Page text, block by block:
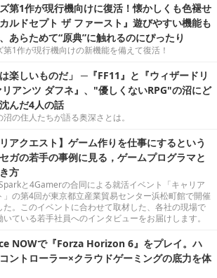
第1作が現行機向けに復活！懐かしくも色褪せ
ルドセプト ザ ファースト』遊びやすい機能も
あらためて“原典”に触れるのにぴったり
第1作が現行機向けの新機能を備えて復活！
は楽しいものだ」 ─『FF11』と『ウィザードリ
リアンツ ダフネ』、"優しくないRPG"の沼にど
んだ4人の話
の住人たちが語る奥深さとは。
リアクエスト】ゲーム作りを仕事にするという
ガの若手の事例に見る，ゲームプログラマと
方
と4Gamerの合同による就活イベント「キャリア
」の第4回が東京都立産業貿易センター浜松町館で開催
た。このイベントに合わせて取材した、各社の現場で
いている若手社員へのインタビューをお届けします。
NOWで『Forza Horizon 6』をプレイ。ハ
ントローラー×クラウドゲーミングの底力を体